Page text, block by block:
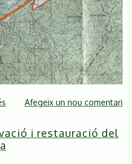
sobre
de
Afegeix un nou comentari
i restauració del